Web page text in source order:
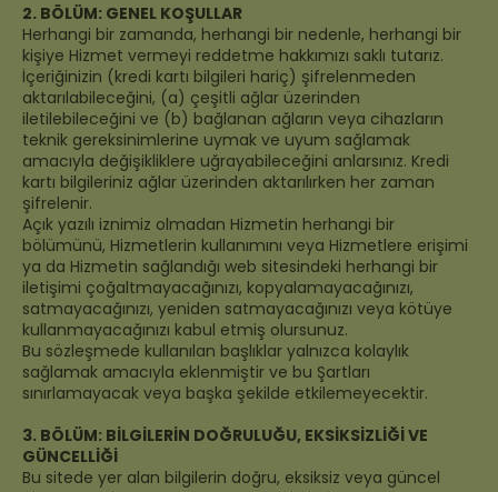
2. BÖLÜM: GENEL KOŞULLAR
Herhangi bir zamanda, herhangi bir nedenle, herhangi bir
kişiye Hizmet vermeyi reddetme hakkımızı saklı tutarız.
İçeriğinizin (kredi kartı bilgileri hariç) şifrelenmeden
aktarılabileceğini, (a) çeşitli ağlar üzerinden
iletilebileceğini ve (b) bağlanan ağların veya cihazların
teknik gereksinimlerine uymak ve uyum sağlamak
amacıyla değişikliklere uğrayabileceğini anlarsınız. Kredi
kartı bilgileriniz ağlar üzerinden aktarılırken her zaman
şifrelenir.
Açık yazılı iznimiz olmadan Hizmetin herhangi bir
bölümünü, Hizmetlerin kullanımını veya Hizmetlere erişimi
ya da Hizmetin sağlandığı web sitesindeki herhangi bir
iletişimi çoğaltmayacağınızı, kopyalamayacağınızı,
satmayacağınızı, yeniden satmayacağınızı veya kötüye
kullanmayacağınızı kabul etmiş olursunuz.
Bu sözleşmede kullanılan başlıklar yalnızca kolaylık
sağlamak amacıyla eklenmiştir ve bu Şartları
sınırlamayacak veya başka şekilde etkilemeyecektir.
3. BÖLÜM: BİLGİLERİN DOĞRULUĞU, EKSİKSİZLİĞİ VE
GÜNCELLİĞİ
Bu sitede yer alan bilgilerin doğru, eksiksiz veya güncel